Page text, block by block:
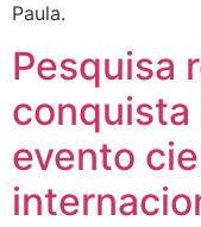
Paula.
Pesquisa
conquista
evento